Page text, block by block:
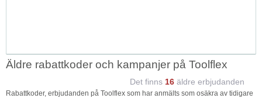
Äldre rabattkoder och kampanjer på Toolflex
Det finns 16 äldre erbjudanden
Rabattkoder, erbjudanden på Toolflex som har anmälts som osäkra av tidigare